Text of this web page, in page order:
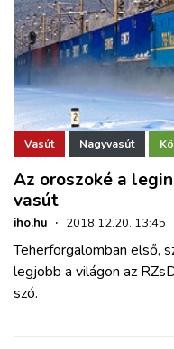
Vasút Nagyvasút
Az oroszoké a
vasút
iho.hu · 2018.12.20. 13:45
Teherforgalomban első,
legjobb a világon az
szó.